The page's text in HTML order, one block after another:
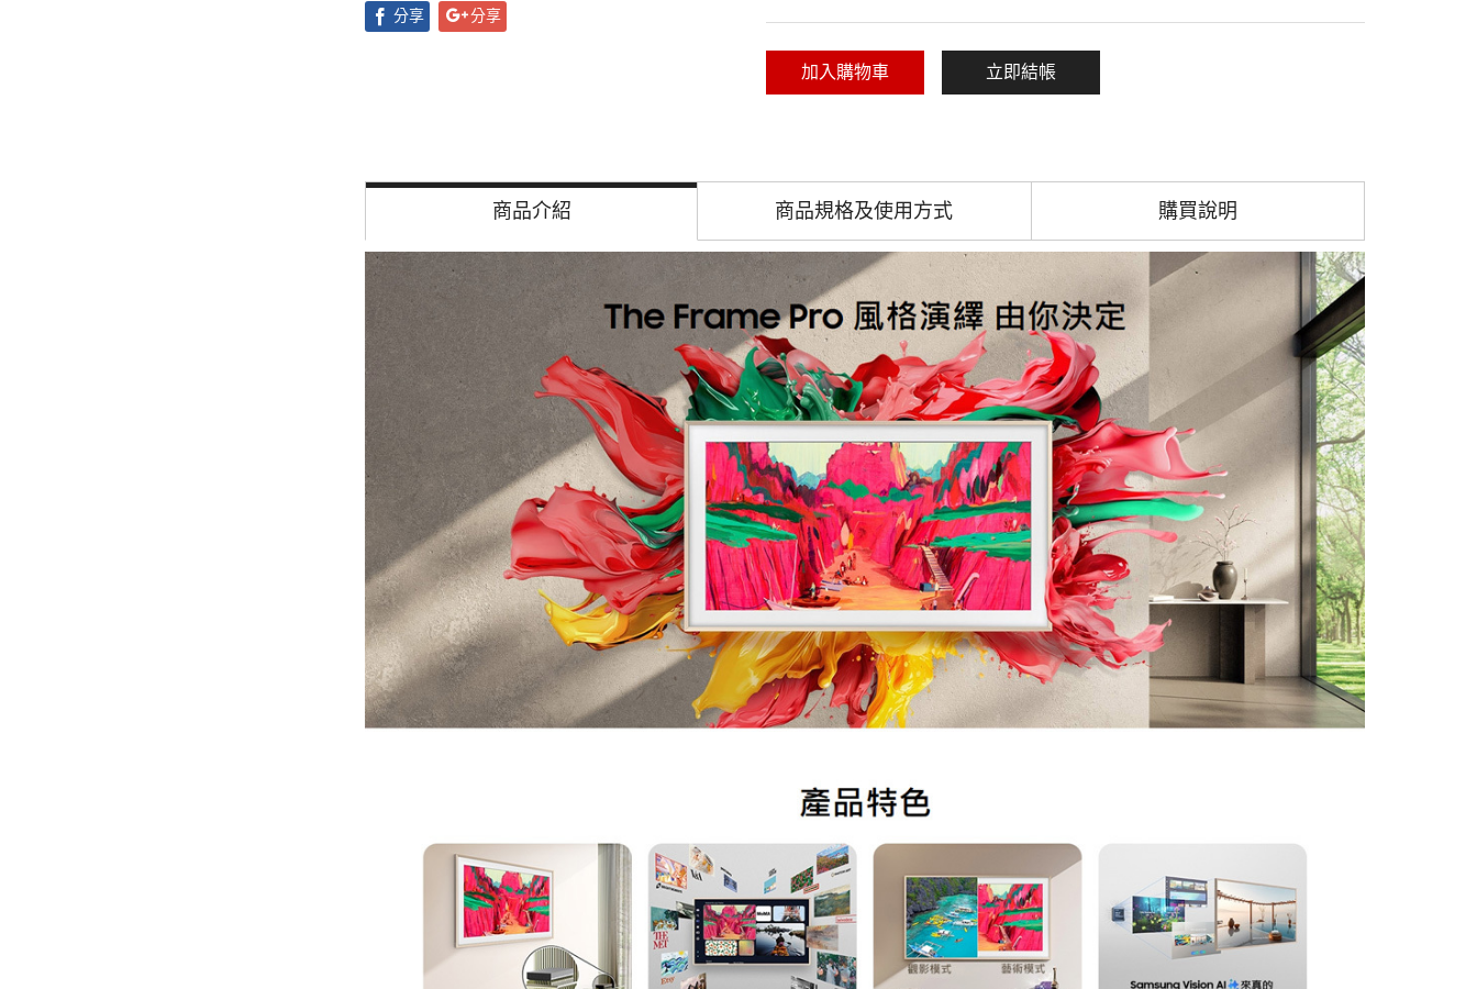
分享 分享
加入購物車 立即結帳
商品介紹 商品規格及使用方式 購買說明